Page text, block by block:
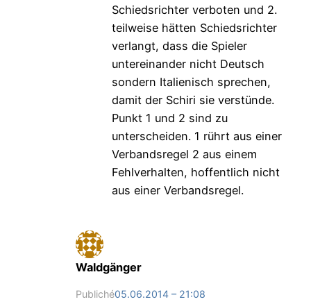
Schiedsrichter verboten und 2.
teilweise hätten Schiedsrichter
verlangt, dass die Spieler
untereinander nicht Deutsch
sondern Italienisch sprechen,
damit der Schiri sie verstünde.
Punkt 1 und 2 sind zu
unterscheiden. 1 rührt aus einer
Verbandsregel 2 aus einem
Fehlverhalten, hoffentlich nicht
aus einer Verbandsregel.
Waldgänger
Publiché05.06.2014 – 21:08